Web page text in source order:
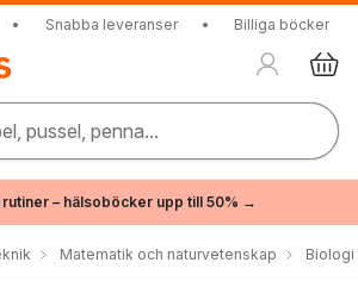
• Snabba leveranser • Billiga böcker
pussel, penna...
rutiner – hälsoböcker upp till 50% →
Matematik och naturvetenskap Biologi